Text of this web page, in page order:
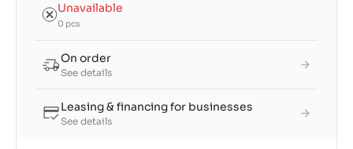
Unavailable
0 pcs
On order
See details
Leasing & financing for businesses
See details